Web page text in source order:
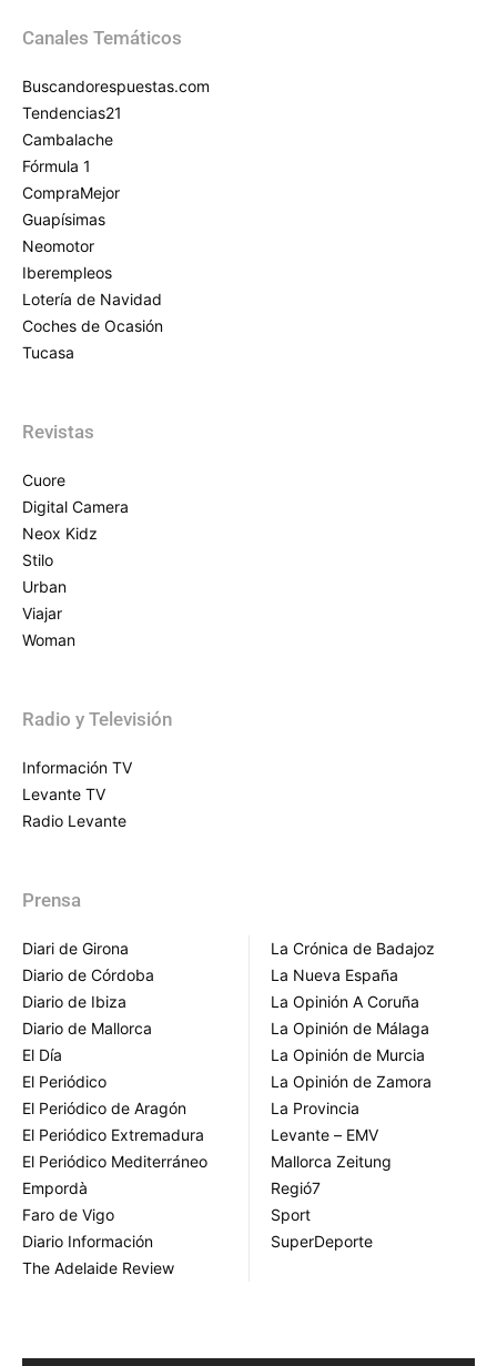
Canales Temáticos
Buscandorespuestas.com
Tendencias21
Cambalache
Fórmula 1
CompraMejor
Guapísimas
Neomotor
Iberempleos
Lotería de Navidad
Coches de Ocasión
Tucasa
Revistas
Cuore
Digital Camera
Neox Kidz
Stilo
Urban
Viajar
Woman
Radio y Televisión
Información TV
Levante TV
Radio Levante
Prensa
Diari de Girona
Diario de Córdoba
Diario de Ibiza
Diario de Mallorca
El Día
El Periódico
El Periódico de Aragón
El Periódico Extremadura
El Periódico Mediterráneo
Empordà
Faro de Vigo
Diario Información
The Adelaide Review
La Crónica de Badajoz
La Nueva España
La Opinión A Coruña
La Opinión de Málaga
La Opinión de Murcia
La Opinión de Zamora
La Provincia
Levante – EMV
Mallorca Zeitung
Regió7
Sport
SuperDeporte